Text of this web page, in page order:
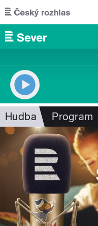
Přejít k hlavnímu obsahu
Hudba Program